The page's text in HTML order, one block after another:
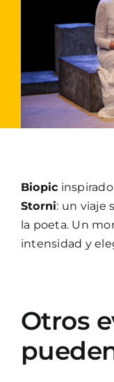
Biopic
Storni: un viaje
la poeta. Un
intensidad y
Otros